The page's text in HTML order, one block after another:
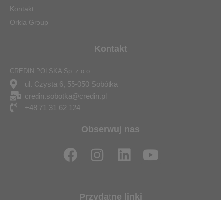
Kontakt
Orkla Group
Kontakt
CREDIN POLSKA Sp. z o.o.
ul. Czysta 6, 55-050 Sobótka
credin.sobotka@credin.pl
+48 71 31 62 124
Obserwuj nas
F
a
I
n
t
L
i
k
Y
Przydatne linki